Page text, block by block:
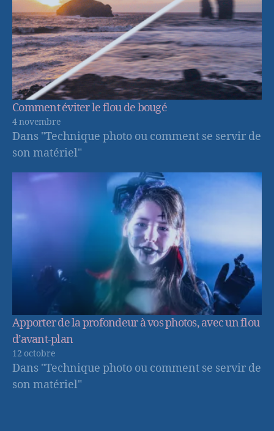
Comment éviter le flou de bougé
4 novembre
Dans "Technique photo ou comment se servir de
son matériel"
Apporter de la profondeur à vos photos, avec un flou
d’avant-plan
12 octobre
Dans "Technique photo ou comment se servir de
son matériel"